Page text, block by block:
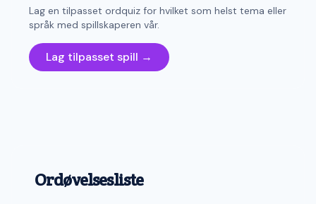
Lag en tilpasset ordquiz for hvilket som helst tema eller
språk med spillskaperen vår.
Lag tilpasset spill →
Ordøvelsesliste